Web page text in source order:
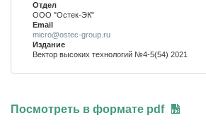
Отдел
ООО "Остек-ЭК"
Email
micro@ostec-group.ru
Издание
Вектор высоких технологий №4-5(54) 2021
Посмотреть в формате pdf